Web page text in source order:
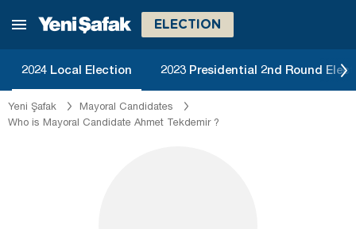
ELECTION
2024 Local Election 2023 Presidential 2nd Round
Yeni Şafak
Mayoral Candidates
Who is Mayoral Candidate Ahmet Tekdemir ?